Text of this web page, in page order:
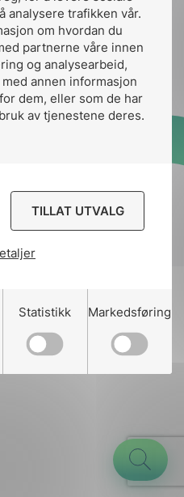
analysere trafikken vår.
om hvordan du
partnerne våre innen
og analysearbeid,
annen informasjon
dem, eller som de har
av tjenestene deres.
TILLAT UTVALG
Statistikk Markedsføring
av Cookies